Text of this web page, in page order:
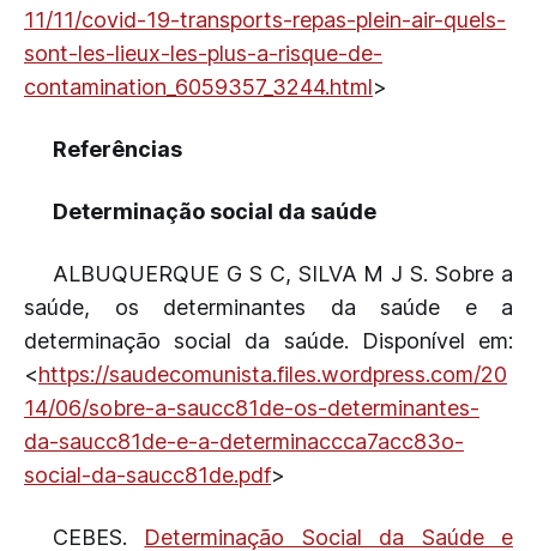
11/11/covid-19-transports-repas-plein-air-quels-
sont-les-lieux-les-plus-a-risque-de-
contamination_6059357_3244.html>
Referências
Determinação social da saúde
ALBUQUERQUE G S C, SILVA M J S. Sobre a
saúde, os determinantes da saúde e a
determinação social da saúde. Disponível em:
<https://saudecomunista.files.wordpress.com/20
14/06/sobre-a-saucc81de-os-determinantes-
da-saucc81de-e-a-determinaccca7acc83o-
social-da-saucc81de.pdf>
CEBES. Determinação Social da Saúde e